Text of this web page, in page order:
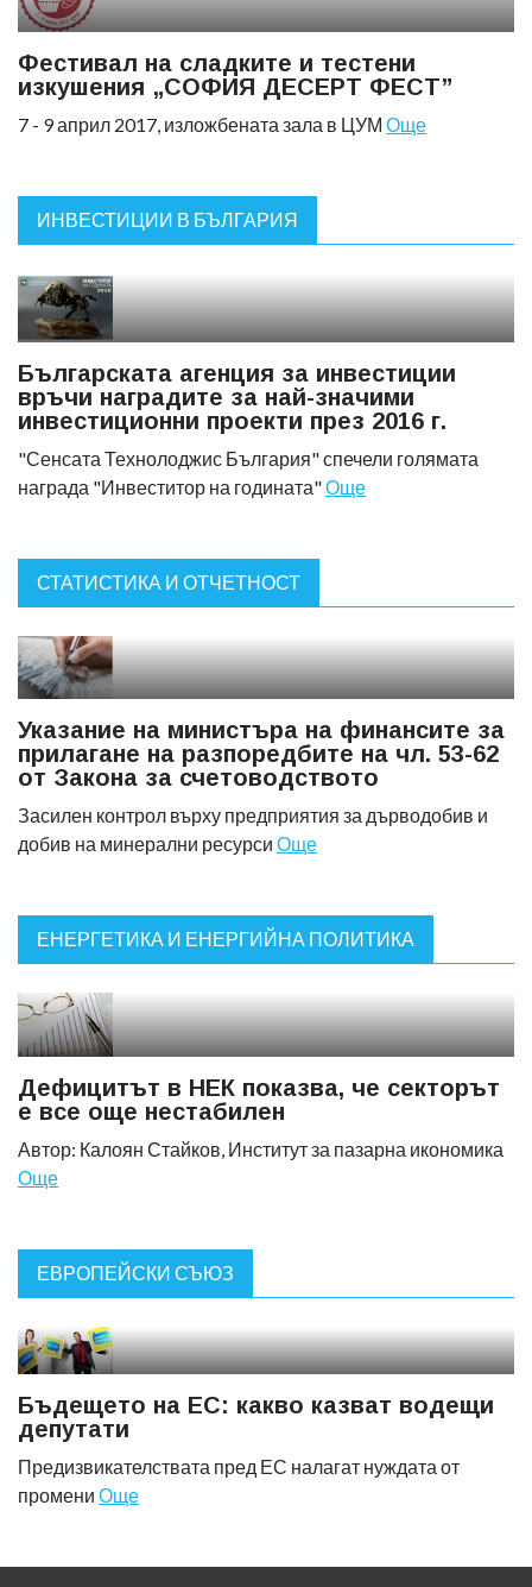
Фестивал на сладките и тестени
изкушения „СОФИЯ ДЕСЕРТ ФЕСТ”
7 - 9 април 2017, изложбената зала в ЦУМ Още
ИНВЕСТИЦИИ В БЪЛГАРИЯ
Българската агенция за инвестиции
връчи наградите за най-значими
инвестиционни проекти през 2016 г.
"Сенсата Технолоджис България" спечели голямата
награда "Инвеститор на годината"Още
СТАТИСТИКА И ОТЧЕТНОСТ
Указание на министъра на финансите за
прилагане на разпоредбите на чл. 53-62
от Закона за счетоводството
Засилен контрол върху предприятия за дърводобив и
добив на минерални ресурси Още
ЕНЕРГЕТИКА И ЕНЕРГИЙНА ПОЛИТИКА
Дефицитът в НЕК показва, че секторът
е все още нестабилен
Автор: Калоян Стайков, Институт за пазарна икономика
Още
ЕВРОПЕЙСКИ СЪЮЗ
Бъдещето на ЕС: какво казват водещи
депутати
Предизвикателствата пред ЕС налагат нуждата от
промени Още